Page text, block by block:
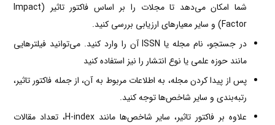
شما امکان می‌دهد تا مجلات را بر اساس فاکتور تاثیر (Impact
Factor) و سایر معیارهای ارزیابی بررسی کنید.
در جستجو، نام مجله یا ISSN آن را وارد کنید. می‌توانید فیلترهایی
مانند حوزه علمی یا نوع انتشار را نیز استفاده کنید
پس از پیدا کردن مجله، به اطلاعات مربوط به آن، از جمله فاکتور تاثیر،
رتبه‌بندی و سایر شاخص‌ها توجه کنید.
علاوه بر فاکتور تاثیر، سایر شاخص‌ها مانند H-index، تعداد مقالات